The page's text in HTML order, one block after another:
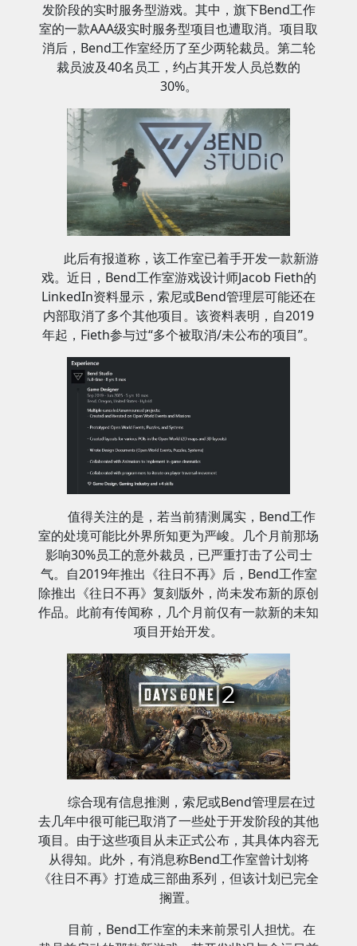
发阶段的实时服务型游戏。其中，旗下Bend工作
室的一款AAA级实时服务型项目也遭取消。项目取
消后，Bend工作室经历了至少两轮裁员。第二轮
裁员波及40名员工，约占其开发人员总数的
30%。
此后有报道称，该工作室已着手开发一款新游
戏。近日，Bend工作室游戏设计师Jacob Fieth的
LinkedIn资料显示，索尼或Bend管理层可能还在
内部取消了多个其他项目。该资料表明，自2019
年起，Fieth参与过“多个被取消/未公布的项目”。
值得关注的是，若当前猜测属实，Bend工作
室的处境可能比外界所知更为严峻。几个月前那场
影响30%员工的意外裁员，已严重打击了公司士
气。自2019年推出《往日不再》后，Bend工作室
除推出《往日不再》复刻版外，尚未发布新的原创
作品。此前有传闻称，几个月前仅有一款新的未知
项目开始开发。
综合现有信息推测，索尼或Bend管理层在过
去几年中很可能已取消了一些处于开发阶段的其他
项目。由于这些项目从未正式公布，其具体内容无
从得知。此外，有消息称Bend工作室曾计划将
《往日不再》打造成三部曲系列，但该计划已完全
搁置。
目前，Bend工作室的未来前景引人担忧。在